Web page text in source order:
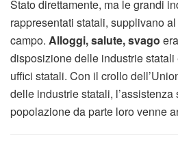
Stato direttamente, ma le grandi
rappresentati statali, supplivano
campo. Alloggi, salute, svago
disposizione delle industrie
uffici statali. Con il crollo
delle industrie statali,
popolazione da parte loro venne